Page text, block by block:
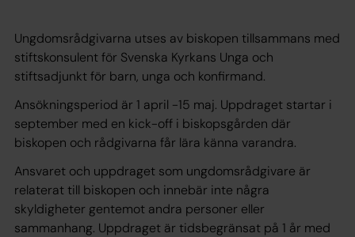
Ungdomsrådgivarna utses av biskopen tillsammans med
stiftskonsulent för Svenska Kyrkans Unga och
stiftsadjunkt för barn, unga och konfirmand.
Ansökningsperiod är 1 april -15 maj. Uppdraget startar i
september med en kick-off i biskopsgården där
biskopen och rådgivarna får lära känna varandra.
Ansvaret och uppdraget som ungdomsrådgivare är
relaterat till biskopen och innebär inte några
skyldigheter gentemot andra personer eller
sammanhang. Uppdraget är tidsbegränsat på 1 år med